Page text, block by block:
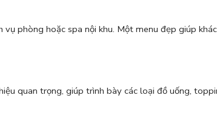
vụ phòng hoặc spa nội khu. Một menu đẹp giúp
quan trọng, giúp trình bày các loại đồ uống,